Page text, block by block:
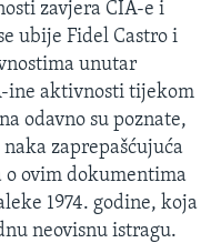
zavjera CIA-e i
ubije Fidel Castro i
unutar
ine aktivnosti tijekom
odavno su poznate,
zaprepašćujuća
ovim dokumentima
1974. godine, koja
neovisnu istragu.